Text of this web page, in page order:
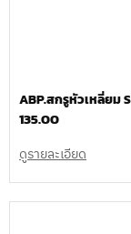
ABP.สกรูหัวเหลี่ยม
135.00
ดูรายละเอียด